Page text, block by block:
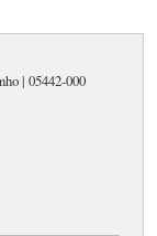
| 05442-000